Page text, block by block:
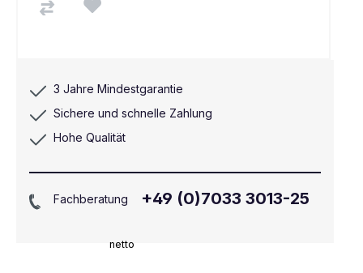
netto
3 Jahre Mindestgarantie
Sichere und schnelle Zahlung
Hohe Qualität
Fachberatung +49 (0)7033 3013-25